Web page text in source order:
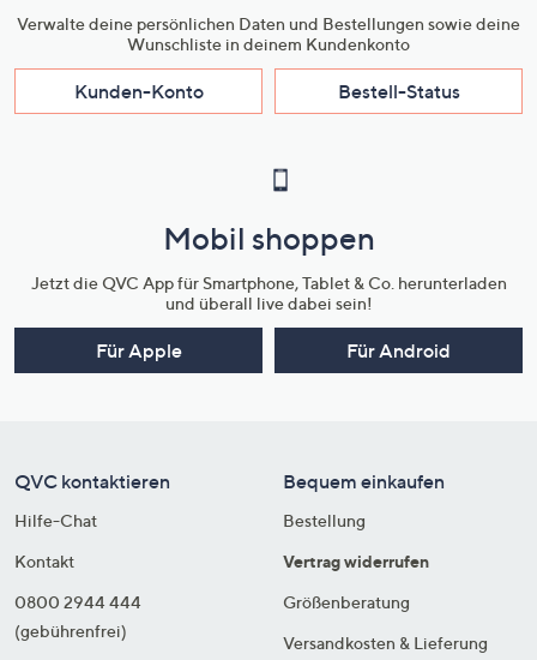
Verwalte deine persönlichen Daten und Bestellungen sowie deine
Wunschliste in deinem Kundenkonto
Kunden-Konto Bestell-Status
Mobil shoppen
Jetzt die QVC App für Smartphone, Tablet & Co. herunterladen
und überall live dabei sein!
Für Apple Für Android
QVC kontaktieren
Hilfe-Chat
Kontakt
0800 2944 444
(gebührenfrei)
Bequem einkaufen
Bestellung
Vertrag widerrufen
Größenberatung
Versandkosten & Lieferung